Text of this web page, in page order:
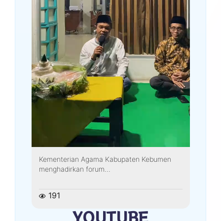
Kementerian Agama Kabupaten Kebumen
menghadirkan forum...
191